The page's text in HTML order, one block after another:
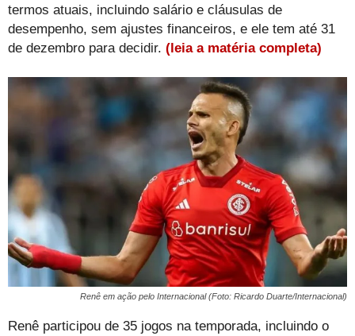
termos atuais, incluindo salário e cláusulas de
desempenho, sem ajustes financeiros, e ele tem até 31
de dezembro para decidir. (leia a matéria completa)
Renê em ação pelo Internacional (Foto: Ricardo Duarte/Internacional)
Renê participou de 35 jogos na temporada, incluindo o